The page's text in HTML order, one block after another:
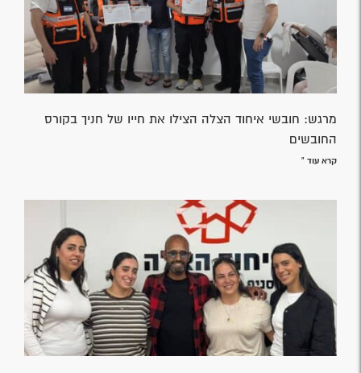
מרגש: חובשי איחוד הצלה הצילו את חייו של חניך בקורס
החובשים
קרא עוד »